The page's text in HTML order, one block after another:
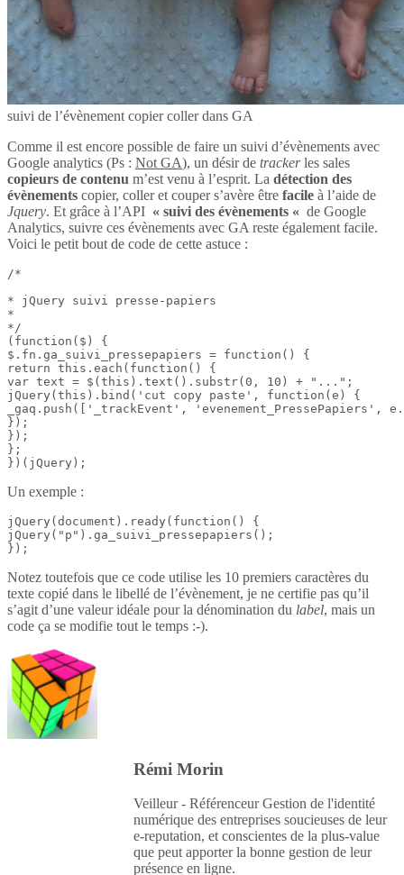
suivi de l’évènement copier coller dans GA
Comme il est encore possible de faire un suivi d’évènements avec
Google analytics (Ps : Not GA), un désir de trackerles sales
copieurs de contenu m’est venu à l’esprit. La détection des
évènements copier, coller et couper s’avère être facile à l’aide de
Jquery. Et grâce à l’API « suivi des évènements « de Google
Analytics, suivre ces évènements avec GA reste également facile.
Voici le petit bout de code de cette astuce :
/*
* jQuery suivi presse-papiers
*
*/
(function($) {
$.fn.ga_suivi_pressepapiers = function() {
return this.each(function() {
var text = $(this).text().substr(0, 10) + "...";
jQuery(this).bind('cut copy paste', function(e) {
_gaq.push(['_trackEvent', 'evenement_PressePapiers',
});
});
};
})(jQuery);
Un exemple :
jQuery(document).ready(function() {
jQuery("p").ga_suivi_pressepapiers();
});
Notez toutefois que ce code utilise les 10 premiers caractères du
texte copié dans le libellé de l’évènement, je ne certifie pas qu’il
s’agit d’une valeur idéale pour la dénomination du label, mais un
code ça se modifie tout le temps :-).
Rémi Morin
Veilleur - Référenceur Gestion de l'identité
numérique des entreprises soucieuses de leur
e-reputation, et conscientes de la plus-value
que peut apporter la bonne gestion de leur
présence en ligne.